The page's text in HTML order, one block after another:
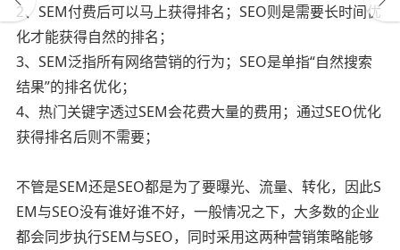
2、SEM付费后可以马上获得排名；SEO则是需要长时间优
化才能获得自然的排名；
3、SEM泛指所有网络营销的行为；SEO是单指“自然搜索
结果”的排名优化；
4、热门关键字透过SEM会花费大量的费用；通过SEO优化
获得排名后则不需要；
不管是SEM还是SEO都是为了要曝光、流量、转化，因此S
EM与SEO没有谁好谁不好，一般情况之下，大多数的企业
都会同步执行SEM与SEO，同时采用这两种营销策略能够